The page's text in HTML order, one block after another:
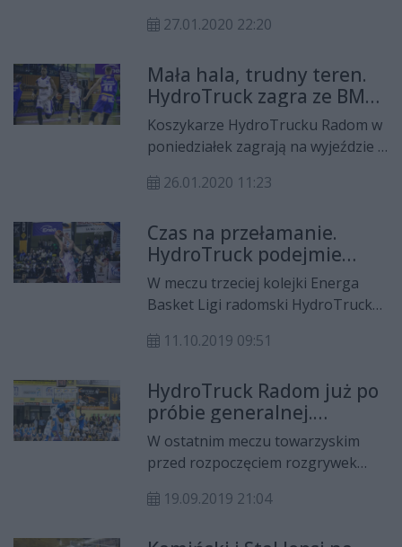
pojedynku, ulegli na wyjeździe BM
27.01.2020 22:20
Mała hala, trudny teren.
HydroTruck zagra ze BM
Slam Stalą
Koszykarze HydroTrucku Radom w
poniedziałek zagrają na wyjeździe z
Ligi BM Slam Stalą Ostrów
tzw. cztery punkty. Czeka nas
trudny pojedynek – powiedział
Robert Witka, opiekun radomian.
26.01.2020 11:23
Czas na przełamanie.
HydroTruck podejmie
zdobywcę Pucharu Polski
W meczu trzeciej kolejki Energa
Basket Ligi radomski HydroTruck
Stalą Ostrów Wielkopolski. Póki co
11.10.2019 09:51
HydroTruck Radom już po
próbie generalnej.
Koszykarze przegrali ze
Stalą
W ostatnim meczu towarzyskim
przed rozpoczęciem rozgrywek
Ostrów Wielkopolski okazała się
19.09.2019 21:04